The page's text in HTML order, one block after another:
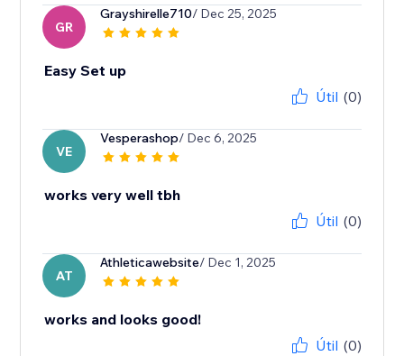
GR
Grayshirelle710/ Dec 25, 2025
Easy Set up
Útil (0)
VE
Vesperashop/ Dec 6, 2025
works very well tbh
Útil (0)
AT
Athleticawebsite/ Dec 1, 2025
works and looks good!
Útil (0)